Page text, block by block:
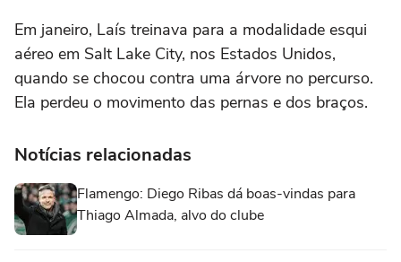
Em janeiro, Laís treinava para a modalidade esqui
aéreo em Salt Lake City, nos Estados Unidos,
quando se chocou contra uma árvore no percurso.
Ela perdeu o movimento das pernas e dos braços.
Notícias relacionadas
Flamengo: Diego Ribas dá boas-vindas para
Thiago Almada, alvo do clube